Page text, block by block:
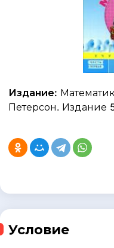
Издание:
Петерсон. Издание
Условие